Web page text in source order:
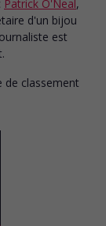
Patrick O'Neal ,
d'un bijou
est